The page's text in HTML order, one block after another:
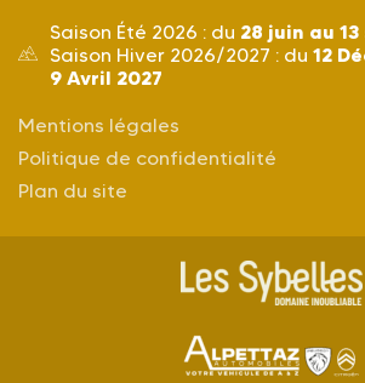
Saison Été 2026 : du 28 juin au
Saison Hiver 2026/2027 : du 12
9 Avril 2027
Mentions légales
Politique de confidentialité
Plan du site